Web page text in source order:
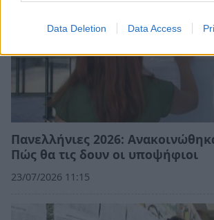
Data Deletion Data Access
Πανελλήνιες 2026:
Πώς θα τις δουν οι υποψήφιοι
23/07/2026 11:15